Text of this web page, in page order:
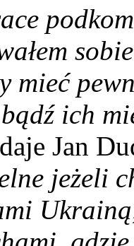
mieć
ich
Jan
jeżeli